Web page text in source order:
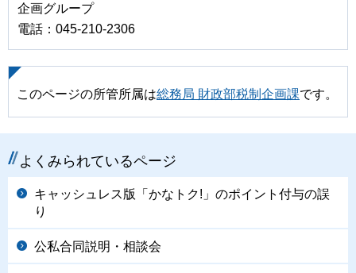
企画グループ
電話：045-210-2306
このページの所管所属は総務局 財政部税制企画課です。
よくみられているページ
キャッシュレス版「かなトク!」のポイント付与の誤
り
公私合同説明・相談会